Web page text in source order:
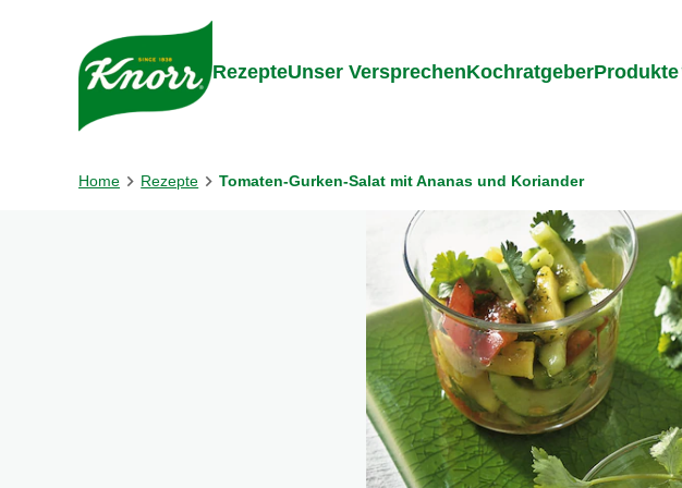
Gehe zu:
RezepteUnser VersprechenKochratgeberProdukte
Home Rezepte Tomaten-Gurken-Salat mit Ananas und Koriander